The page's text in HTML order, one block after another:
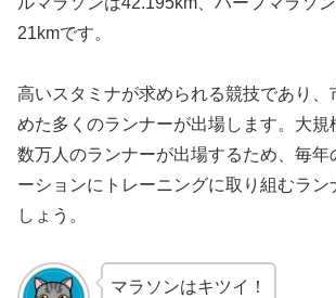
21kmです。
高いスタミナが求められる競技であり、
めた多くのランナーが出場します。大規
数万人のランナーが出場するため、毎年
ーションにトレーニングに取り組むラン
しょう。
マラソンはキツイ！